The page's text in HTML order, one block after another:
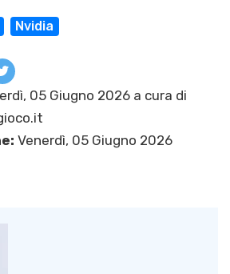
Nvidia
05 Giugno 2026 a cura di
Venerdì, 05 Giugno 2026